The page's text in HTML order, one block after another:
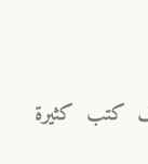
كتب كثيرة